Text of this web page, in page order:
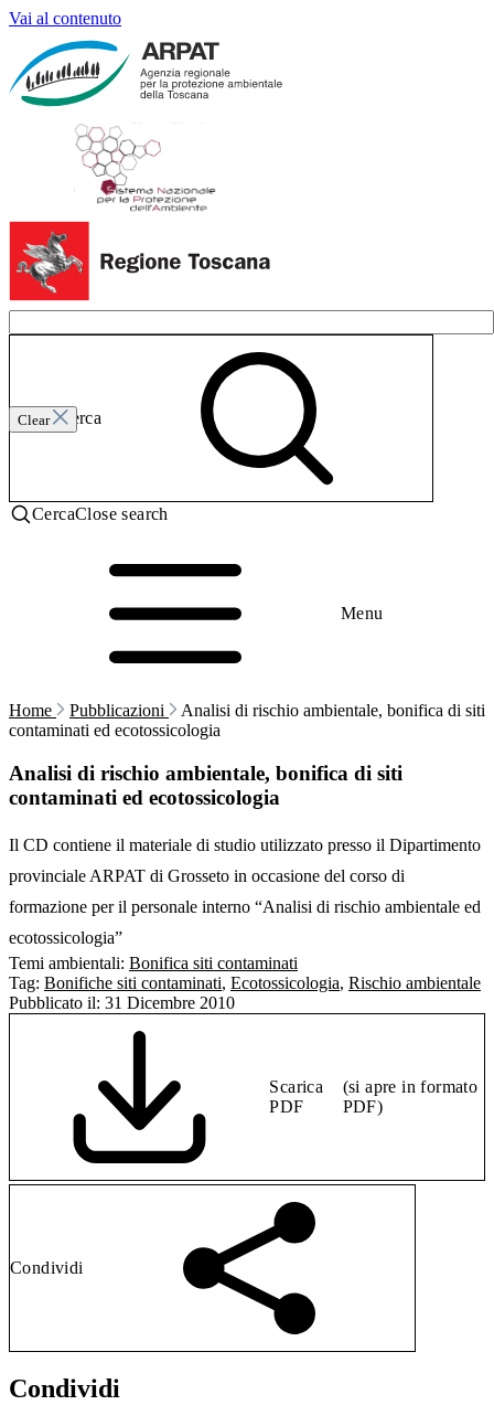
Vai al contenuto
Clear
Invia ricerca
CercaClose search
Menu
Home Pubblicazioni
Analisi di rischio ambientale, bonifica di siti
contaminati ed ecotossicologia
Analisi di rischio ambientale, bonifica di siti
contaminati ed ecotossicologia
Il CD contiene il materiale di studio utilizzato presso il Dipartimento
provinciale ARPAT di Grosseto in occasione del corso di
formazione per il personale interno “Analisi di rischio ambientale ed
ecotossicologia”
Temi ambientali: Bonifica siti contaminati
Tag: Bonifiche siti contaminati, Ecotossicologia, Rischio ambientale
Pubblicato il: 31 Dicembre 2010
Scarica
PDF
(si apre in formato
PDF)
Condividi
Condividi